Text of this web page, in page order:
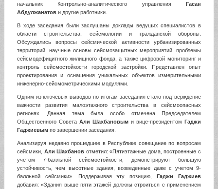
начальник Контрольно-аналитического управленияГасан
Абдулжанатови другие работники.
В ходе заседания были заслушаны доклады ведущих специалистов в
области строительства, сейсмологии и гражданской обороны.
Обсуждались вопросы сейсмической активности урбанизированных
территорий, научные основы сейсмозащитных мероприятий, проблемы
сейсмодефицитного жилищного фонда, а также цифровой мониторинг и
контроль сейсмостойкости городской застройки. Представлен опыт
проектирования и оснащения уникальных объектов измерительными
инженерно-сейсмометрическими модулями.
Одним из ключевых выводов по итогам заседания стало подтверждение
важности развития малоэтажного строительства в сейсмоопасных
регионах. Данная тема была особо отмечена Председателем
Общественного Совета Али Шахбановым и вице-президентомГаджи
Гаджиевымпо завершении заседания.
Анализируя недавно прошедшее в Республике совещание по вопросам
сейсмики, Али Шахбанов отметил: «Пятиэтажные дома, построенные с
учетом 7-балльной сейсмостойкости, демонстрируют большую
устойчивость, чем высотные здания, возведенные даже с учетом 9-
балльной сейсмики». Поддерживая эту позицию,Гаджи Гаджиев
добавил: «Здания выше пяти этажей должны строиться с применением